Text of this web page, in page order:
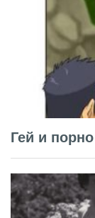
Гей и порно